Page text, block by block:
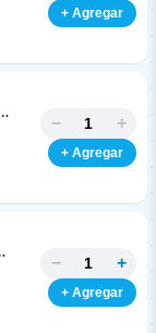
+ Agregar
− +
+ Agregar
− +
+ Agregar